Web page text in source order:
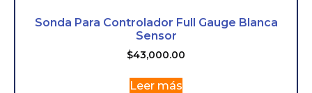
Sonda Para Controlador Full Gauge Blanca
Sensor
$43,000.00
Leer más